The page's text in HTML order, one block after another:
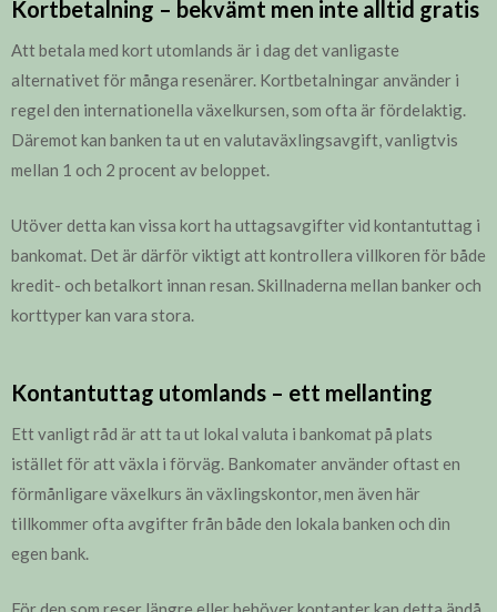
Kortbetalning – bekvämt men inte alltid gratis
Att betala med kort utomlands är i dag det vanligaste
alternativet för många resenärer. Kortbetalningar använder i
regel den internationella växelkursen, som ofta är fördelaktig.
Däremot kan banken ta ut en valutaväxlingsavgift, vanligtvis
mellan 1 och 2 procent av beloppet.
Utöver detta kan vissa kort ha uttagsavgifter vid kontantuttag i
bankomat. Det är därför viktigt att kontrollera villkoren för både
kredit- och betalkort innan resan. Skillnaderna mellan banker och
korttyper kan vara stora.
Kontantuttag utomlands – ett mellanting
Ett vanligt råd är att ta ut lokal valuta i bankomat på plats
istället för att växla i förväg. Bankomater använder oftast en
förmånligare växelkurs än växlingskontor, men även här
tillkommer ofta avgifter från både den lokala banken och din
egen bank.